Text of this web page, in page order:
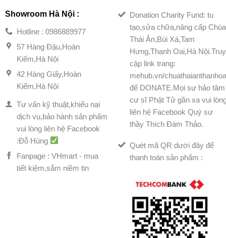
Showroom Hà Nội :
Hotline : 0986889977
57 Hàng Đậu,Hoàn
Kiếm,Hà Nội
42 Hàng Giấy,Hoàn
Kiếm,Hà Nội
Tư vấn kỹ thuật,khiếu nại
dịch vụ,bảo hành sản phẩm
vui lòng liên hệ Facebook
:Đỗ Hùng
Fanpage : VHmart - mua
tiết kiệm,sắm niềm tin
Donation Charity Fund: tu
tạo,sửa chữa,nâng cấp Chùa
Thái Ân,Bùi Xá,Tam
Hưng,Thanh Oai,Hà Nội.Truy
cập link trang:
mehub.vn/
để DONATE.Mọi sự hảo tâm
cư sĩ Phật Tử gần xa vui
liên hệ Facebook Quý sư
thầy Thích Đàm Thảo.
Quét mã QR dưới đây để
thanh toán sản phẩm :